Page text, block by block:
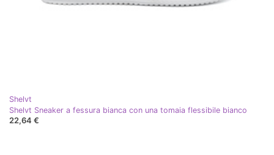
Shelvt
Shelvt Sneaker a fessura bianca con una tomaia flessibile bianco
22,64 €